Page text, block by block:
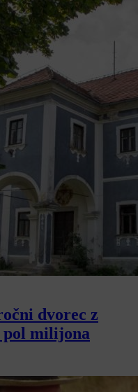
dvorec z
pol milijona